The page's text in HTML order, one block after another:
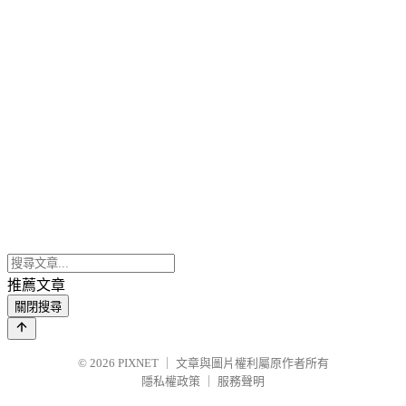
推薦文章
關閉搜尋
© 2026 PIXNET
文章與圖片權利屬原作者所有
隱私權政策
服務聲明